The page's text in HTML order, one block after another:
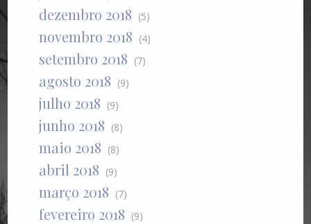
dezembro 2018 (5)
novembro 2018 (4)
setembro 2018 (7)
agosto 2018 (9)
julho 2018 (9)
junho 2018 (8)
maio 2018 (8)
abril 2018 (9)
março 2018 (7)
fevereiro 2018 (9)